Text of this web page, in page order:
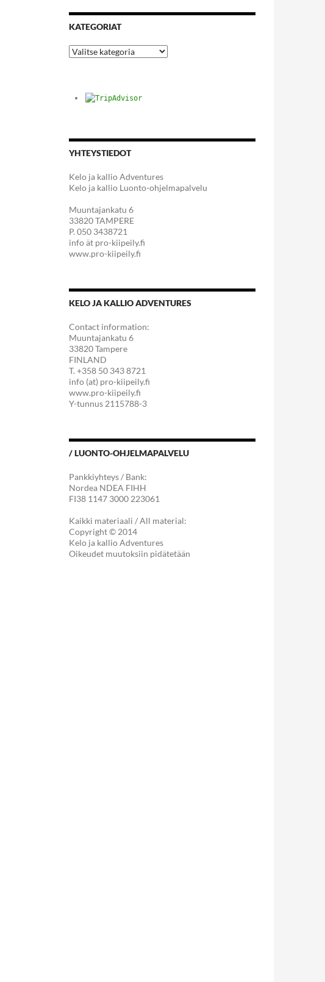
KATEGORIAT
Kategoriat
YHTEYSTIEDOT
Kelo ja kallio Adventures
Kelo ja kallio Luonto-ohjelmapalvelu
Muuntajankatu 6
33820 TAMPERE
P. 050 3438721
info ät pro-kiipeily.fi
www.pro-kiipeily.fi
KELO JA KALLIO ADVENTURES
Contact information:
Muuntajankatu 6
33820 Tampere
FINLAND
T. +358 50 343 8721
info (at) pro-kiipeily.fi
www.pro-kiipeily.fi
Y-tunnus 2115788-3
/ LUONTO-OHJELMAPALVELU
Pankkiyhteys / Bank:
Nordea NDEA FIHH
FI38 1147 3000 223061
Kaikki materiaali / All material:
Copyright © 2014
Kelo ja kallio Adventures
Oikeudet muutoksiin pidätetään